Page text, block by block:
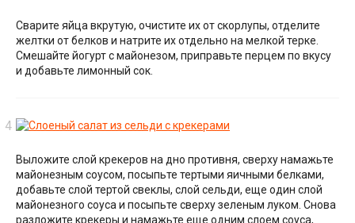
Сварите яйца вкрутую, очистите их от скорлупы, отделите
желтки от белков и натрите их отдельно на мелкой терке.
Смешайте йогурт с майонезом, приправьте перцем по вкусу
и добавьте лимонный сок.
Выложите слой крекеров на дно противня, сверху намажьте
майонезным соусом, посыпьте тертыми яичными белками,
добавьте слой тертой свеклы, слой сельди, еще один слой
майонезного соуса и посыпьте сверху зеленым луком. Снова
разложите крекеры и намажьте еще одним слоем соуса,